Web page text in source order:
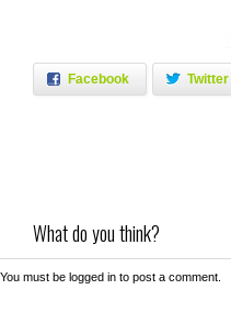
Facebook Twitter
What do you think?
You must be logged in to post a comment.